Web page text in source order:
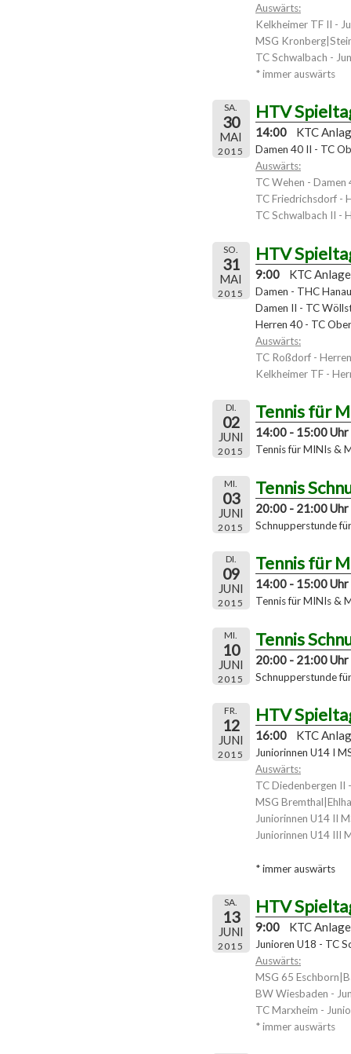
Auswärts:
Kelkheimer TF II -
MSG
TC Schwalbach -
* immer auswärts
SA.
30
MAI
2015
HTV
14:00 KTC
Damen 40 II - TC
Auswärts:
TC Wehen - Damen
TC Friedrichsdorf -
TC Schwalbach II -
SO.
31
MAI
2015
HTV
9:00 KTC Anlage
Damen - THC
Damen II - TC
Herren 40 - TC
Auswärts:
TC Roßdorf -
Kelkheimer TF -
DI.
02
JUNI
2015
Tennis für
14:00 - 15:00 Uhr
Tennis für MINIs &
MI.
03
JUNI
2015
Tennis
20:00 - 21:00 Uhr
Schnupperstunde
DI.
09
JUNI
2015
Tennis für
14:00 - 15:00 Uhr
Tennis für MINIs &
MI.
10
JUNI
2015
Tennis
20:00 - 21:00 Uhr
Schnupperstunde
FR.
12
JUNI
2015
HTV
16:00 KTC
Juniorinnen U14 I
Auswärts:
TC Diedenbergen II
MSG
Juniorinnen U14 II
Juniorinnen U14 III
* immer auswärts
SA.
13
JUNI
2015
HTV
9:00 KTC Anlage
Junioren U18 - TC
Auswärts:
MSG 65
BW Wiesbaden -
TC Marxheim -
* immer auswärts